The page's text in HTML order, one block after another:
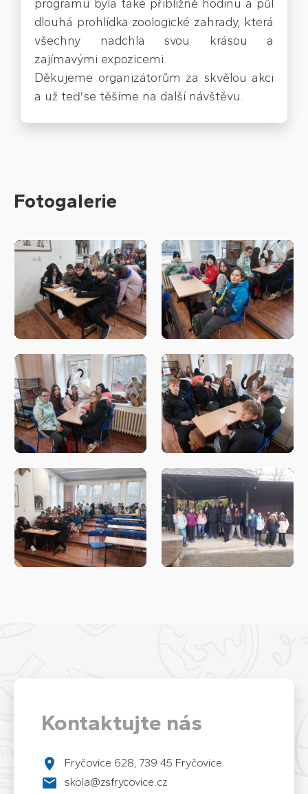
programu byla také přibližně hodinu a půl
dlouhá prohlídka zoologické zahrady, která
všechny nadchla svou krásou a
zajímavými expozicemi.
Děkujeme organizátorům za skvělou akci
a už teď se těšíme na další návštěvu.
Fotogalerie
Kontaktujte nás
Fryčovice 628, 739 45 Fryčovice
skola@zsfrycovice.cz